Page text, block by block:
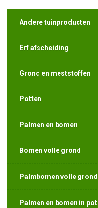
Andere tuinproducten
Erf afscheiding
Grond en meststoffen
Potten
Palmen en bomen
Bomen volle grond
Palmbomen volle grond
Palmen en bomen in pot